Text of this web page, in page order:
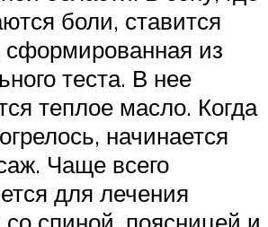
боли, ставится
сформированная из
теста. В нее
теплое масло. Когда
начинается
Чаще всего
для лечения